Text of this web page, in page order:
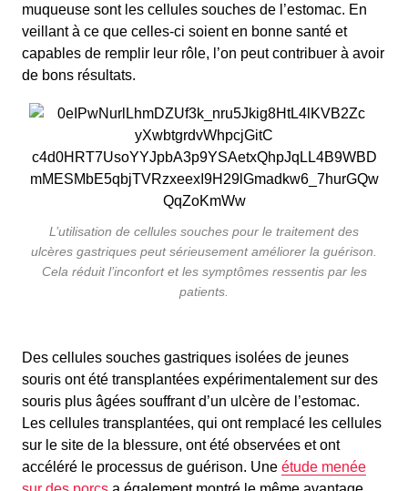
muqueuse sont les cellules souches de l’estomac. En
veillant à ce que celles-ci soient en bonne santé et
capables de remplir leur rôle, l’on peut contribuer à avoir
de bons résultats.
L’utilisation de cellules souches pour le traitement des
ulcères gastriques peut sérieusement améliorer la guérison.
Cela réduit l’inconfort et les symptômes ressentis par les
patients.
Des cellules souches gastriques isolées de jeunes
souris ont été transplantées expérimentalement sur des
souris plus âgées souffrant d’un ulcère de l’estomac.
Les cellules transplantées, qui ont remplacé les cellules
sur le site de la blessure, ont été observées et ont
accéléré le processus de guérison. Une étude menée